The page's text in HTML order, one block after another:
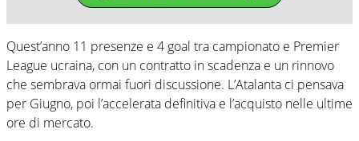
Quest’anno 11 presenze e 4 goal tra campionato e Premier
League ucraina, con un contratto in scadenza e un rinnovo
che sembrava ormai fuori discussione. L’Atalanta ci pensava
per Giugno, poi l’accelerata definitiva e l’acquisto nelle ultime
ore di mercato.